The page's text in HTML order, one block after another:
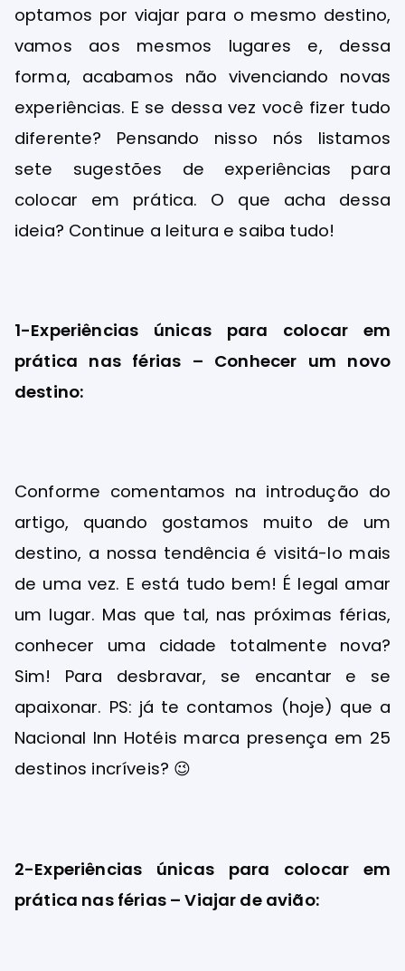
optamos por viajar para o mesmo destino,
vamos aos mesmos lugares e, dessa
forma, acabamos não vivenciando novas
experiências. E se dessa vez você fizer tudo
diferente? Pensando nisso nós listamos
sete sugestões de experiências para
colocar em prática. O que acha dessa
ideia? Continue a leitura e saiba tudo!
1-Experiências únicas para colocar em
prática nas férias – Conhecer um novo
destino:
Conforme comentamos na introdução do
artigo, quando gostamos muito de um
destino, a nossa tendência é visitá-lo mais
de uma vez. E está tudo bem! É legal amar
um lugar. Mas que tal, nas próximas férias,
conhecer uma cidade totalmente nova?
Sim! Para desbravar, se encantar e se
apaixonar. PS: já te contamos (hoje) que a
Nacional Inn Hotéis marca presença em 25
destinos incríveis? 😉
2-Experiências únicas para colocar em
prática nas férias – Viajar de avião: